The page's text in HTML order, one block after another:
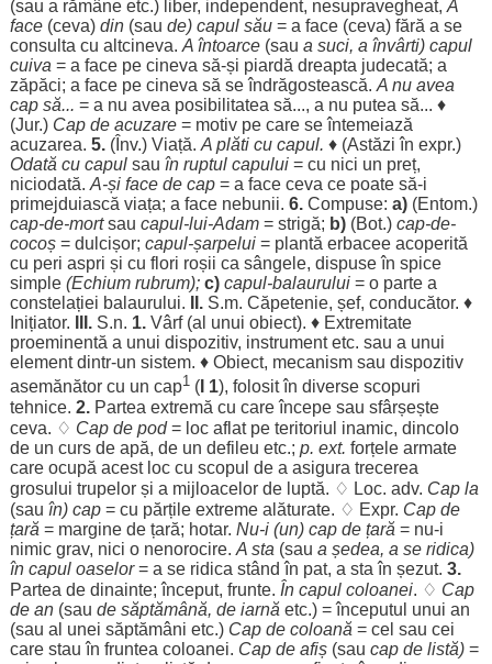
(sau a rămâneetc.) liber, independent, nesupravegheat, A
face(ceva) din(sau de) capul său= a face(ceva) fără a se
consulta cu altcineva. A întoarce(sau a suci, a învârti) capul
cuiva = a facepe cineva să-și piardă dreapta judecată; a
zăpăci; a facepe cineva să seîndrăgostească. A nu avea
capsă... = a nu avea posibilitatea să..., a nu putea să... ♦
(Jur.) Capde acuzare= motivpe care seîntemeiază
acuzarea. 5.(Înv.) Viață. A plăticu capul. ♦ (Astăzi în expr.)
Odată cu capulsau în ruptul capului= cu nici un preț,
niciodată. A-și facede cap= a faceceva ce poatesă-i
primejduiască viața; a face nebunii. 6.Compuse: a)(Entom.)
cap-de-mortsau capul-lui-Adam= strigă; b)(Bot.) cap-de-
cocoș= dulcișor; capul-șarpelui= plantă erbacee acoperită
cu peri aspri și cu flori roșii ca sângele, dispuseîn spice
simple (Echium rubrum); c) capul-balaurului= o partea
constelației balaurului. II.S.m. Căpetenie, șef, conducător. ♦
Inițiator. III.S.n. 1. Vârf(al unui obiect). ♦ Extremitate
proeminentă a unui dispozitiv, instrumentetc. sau a unui
elementdintr-un sistem. ♦ Obiect, mecanismsau dispozitiv
asemănătorcu un cap1(I 1), folositîn diverse scopuri
tehnice. 2. Partea extremă cu careîncepesau sfârșește
ceva. ♢ Capde pod= loc aflatpe teritoriul inamic, dincolo
de un cursde apă, de un defileu etc.; p. ext. forțele armate
care ocupă acest loccu scopul de a asigura trecerea
grosului trupelorși a mijloacelorde luptă. ♢ Loc. adv. Capla
(sau în) cap= cu părțile extreme alăturate. ♢ Expr. Capde
țară = marginede țară; hotar. Nu-i (un) capde țară = nu-i
nimic grav, nici o nenorocire. A sta (sau a ședea, a se ridica)
în capul oaselor= a se ridica stând în pat, a sta în șezut. 3.
Partea de dinainte;început, frunte. În capul coloanei. ♢ Cap
de an(sau de săptămână, de iarnă etc.) =începutul unui an
(sau al unei săptămâni etc.) Capde coloană = cel sau cei
care stau în fruntea coloanei. Capde afiș(sau capde listă)=